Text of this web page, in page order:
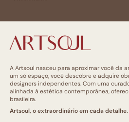
A Artsoul nasceu para aproximar você da
um só espaço, você descobre e adquire
designers independentes. Com uma
alinhada à estética contemporânea,
brasileira.
Artsoul, o extraordinário em cada detalhe.